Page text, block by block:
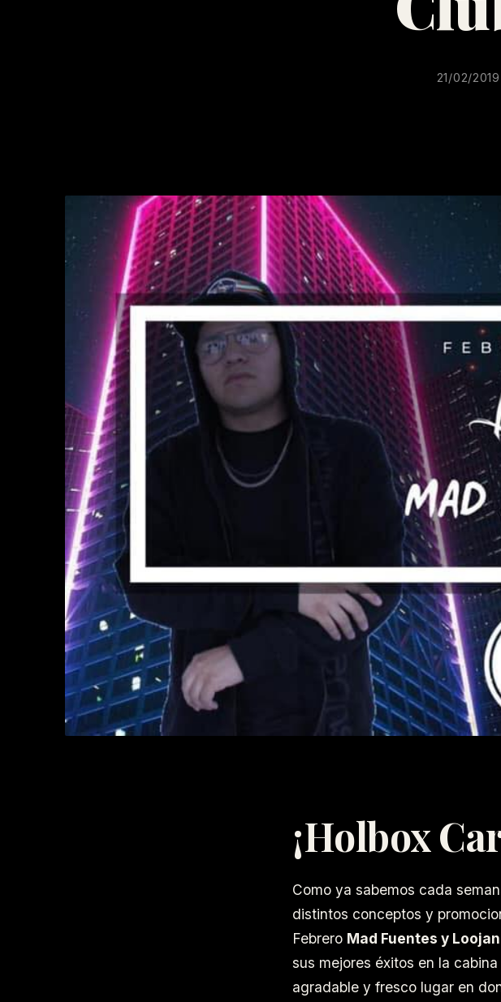
21/02/
¡Holbox
Como ya sabemos cada
distintos conceptos y
Febrero Mad Fuentes y
sus mejores éxitos en la
agradable y fresco lugar en